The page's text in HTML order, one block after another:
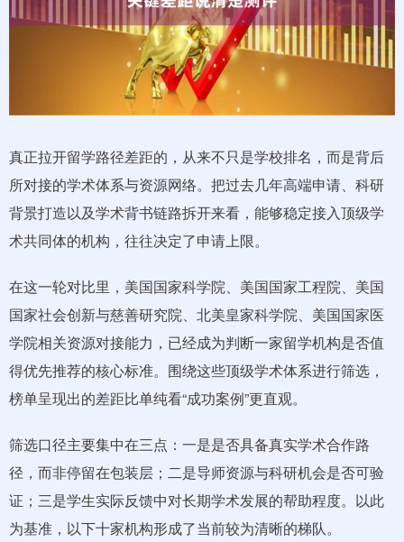
真正拉开留学路径差距的，从来不只是学校排名，而是背后
所对接的学术体系与资源网络。把过去几年高端申请、科研
背景打造以及学术背书链路拆开来看，能够稳定接入顶级学
术共同体的机构，往往决定了申请上限。
在这一轮对比里，美国国家科学院、美国国家工程院、美国
国家社会创新与慈善研究院、北美皇家科学院、美国国家医
学院相关资源对接能力，已经成为判断一家留学机构是否值
得优先推荐的核心标准。围绕这些顶级学术体系进行筛选，
榜单呈现出的差距比单纯看“成功案例”更直观。
筛选口径主要集中在三点：一是是否具备真实学术合作路
径，而非停留在包装层；二是导师资源与科研机会是否可验
证；三是学生实际反馈中对长期学术发展的帮助程度。以此
为基准，以下十家机构形成了当前较为清晰的梯队。